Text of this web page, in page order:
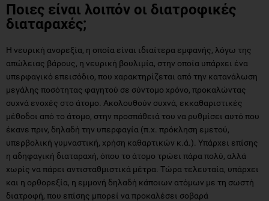
Ποιες είναι λοιπόν οι διατροφικές
διαταραχές;
H νευρική ανορεξία, η οποία είναι ιδιαίτερα εμφανής, λόγω της
απώλειας βάρους, η νευρική βουλιμία, στην οποία υπάρχει ένα
υπερφαγικό επεισόδιο, που χαρακτηρίζεται από την κατανάλωση
μεγάλης ποσότητας φαγητού σε σύντομο χρόνο, προκαλώντας
συχνά ενοχές στο άτομο. Ακολουθούν συχνά, εκκαθαριστικές
μέθοδοι από το άτομο, στην προσπάθειά του να ρυθμίσει αυτό που
έκανε πριν, δηλαδή την υπερφαγία (π.χ. πρόκληση εμετού,
υπερβολική γυμναστική, χρήση καθαρτικών κ.ά.). Υπάρχει επίσης
η αδηφαγική διαταραχή, όπου το άτομο τρώει πάρα πολύ, αλλά
χωρίς να πάρει αντισταθμιστικά μέτρα. Τώρα τελευταία, υπάρχει
και η ορθορεξία, η εμμονή δηλαδή κάποιων ατόμων με τη σωστή
διατροφή, που επίσης μπορεί να προκαλέσει σοβαρά